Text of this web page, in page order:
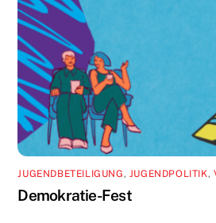
JUGENDBETEILIGUNG , JUGENDPOLITIK,
Demokratie-Fest